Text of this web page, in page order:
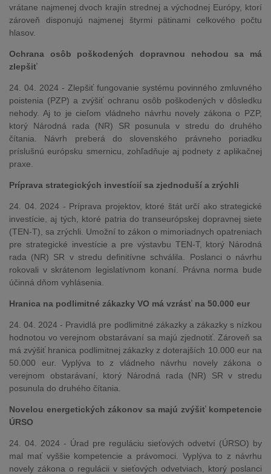
vrátane najmenej dvoch krajín strednej a východnej Európy, ktorí
zároveň disponujú najmenej štyrmi pätinami celkového počtu
hlasov.
Ochrana osôb poškodených dopravnou nehodou sa má
zlepšiť
24. 04. 2024 - Zlepšiť fungovanie systému povinného zmluvného
poistenia (PZP) a zvýšiť ochranu osôb poškodených v dôsledku
nehody. Aj to je cieľom vládneho návrhu novely zákona o PZP,
ktorý Národná rada (NR) SR posunula v stredu do druhého
čítania. Návrh preberá do slovenského právneho poriadku
príslušnú európsku smernicu, zohľadňuje aj podnety z aplikačnej
praxe.
Príprava strategických investícií sa zjednoduší a zrýchli
24. 04. 2024 - Príprava projektov, ktoré štát určí ako strategické
investície, aj tých, ktoré patria do transeurópskej dopravnej siete
(TEN-T), sa zrýchli. Umožní to zákon o mimoriadnych opatreniach
pre strategické investície a pre výstavbu TEN-T, ktorý Národná
rada (NR) SR v stredu definitívne schválila. Poslanci o návrhu
rokovali v skrátenom legislatívnom konaní. Právna norma bude
účinná dňom vyhlásenia.
Hranica na podlimitné zákazky VO má vzrásť na 50.000 eur
24. 04. 2024 - Pravidlá pre podlimitné zákazky a zákazky s nízkou
hodnotou vo verejnom obstarávaní sa majú zjednotiť. Zároveň sa
má zvýšiť hranica podlimitnej zákazky z doterajších 10.000 eur na
50.000 eur. Vyplýva to z vládneho návrhu novely zákona o
verejnom obstarávaní, ktorý Národná rada (NR) SR v stredu
posunula do druhého čítania.
Novelou energetických zákonov sa majú zvýšiť kompetencie
ÚRSO
24. 04. 2024 - Úrad pre reguláciu sieťových odvetví (ÚRSO) by
mal mať vyššie kompetencie a právomoci. Vyplýva to z návrhu
novely zákona o regulácii v sieťových odvetviach, ktorý poslanci